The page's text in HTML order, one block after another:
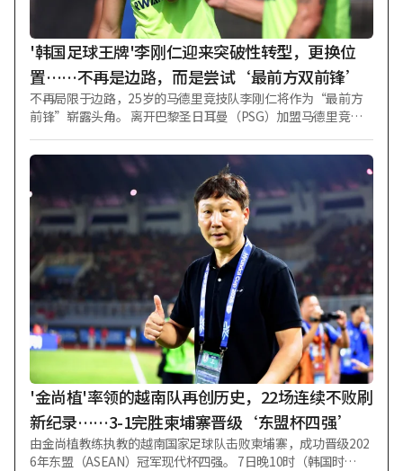
及收养并抚养流浪狗的温暖举动，他正被评价为“完美的领
袖”和体育精神的象征。 另一方面，美国对形成强大竞争格局
的皮特·克劳-阿姆斯特朗（PCA）的看法则截然相反。PCA 以
其特有的肆无忌惮的傲慢
'韩国足球王牌'李刚仁迎来突破性转型，更换位
置……不再是边路，而是尝试‘最前方双前锋’
不再局限于边路，25岁的马德里竞技队李刚仁将作为“最前方
前锋”崭露头角。 离开巴黎圣日耳曼（PSG）加盟马德里竞技
他主要部署在右侧边路；而在马德里竞技，外界普遍认为他更
有可能被安排在4-4-2阵型的最前方双前锋位置上。 事实上，自
加入马德里竞技后的首次训练起，李刚仁就已出现在新位置
上。据西班牙媒体《马卡报》7日（韩国时间）报道，在为9日
于首尔世界杯体育场举行的与曼城的“酷澎系列”友谊赛进行
的首次训练中，李刚仁与阿尔纳乌·奥尔蒂斯一同作为最前方
双前锋参与了训练。《马卡报》指出：“李刚仁已开始在中路
承担新角色。” 此前，李刚仁的位置主要靠近第二线，近期尤
其固定在右侧边路。无论是在PSG还是国家队，他都主要在右路
活动，通过内切至中路组织进攻。必要时也会移至中场或第二
线中央、左侧等位置。当然，在2019年国际足联（FIFA）U20
世界杯亚军神话中，他曾与吴世勋搭档双前锋并表现出色，但
在俱乐部层面，担任双前锋对他而言仍是陌生的角色。 然而，
马德里竞技主帅迭戈·西蒙尼并未将李刚仁视为边路或第二线
球员，而是将其定位为最前方双前锋资源，并以此展
'金尚植'率领的越南队再创历史，22场连续不败刷
新纪录……3-1完胜柬埔寨晋级‘东盟杯四强’
由金尚植教练执教的越南国家足球队击败柬埔寨，成功晋级202
6年东盟（ASEAN）冠军现代杯四强。 7日晚10时（韩国时